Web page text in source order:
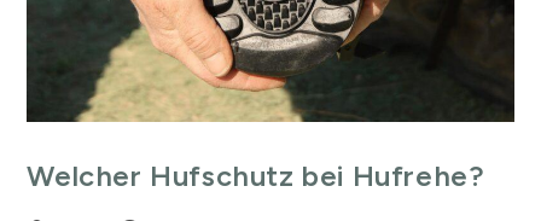
Welcher Hufschutz bei Hufrehe?